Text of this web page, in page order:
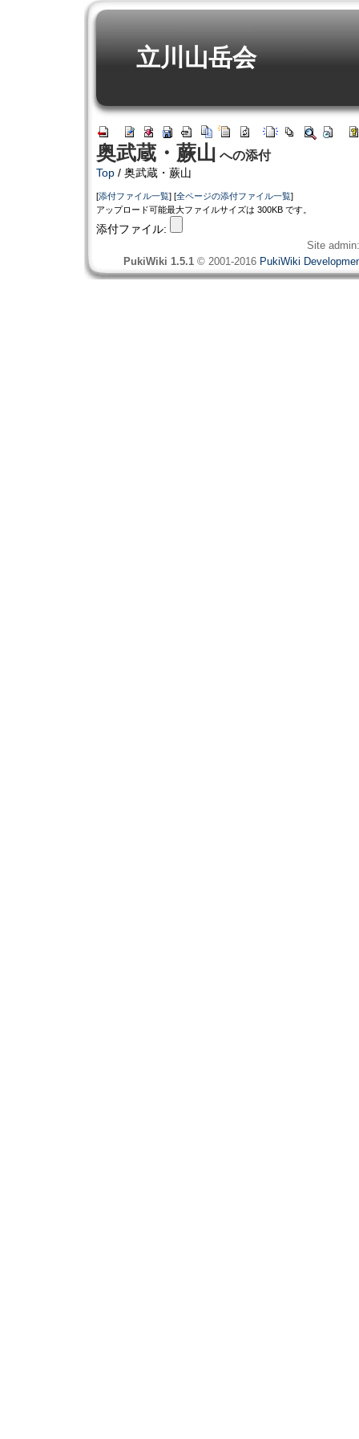
立川山岳会
奥武蔵・蕨山 への添付
Top / 奥武蔵・蕨山
[添付ファイル一覧] [全ページの添付ファイル一覧]
アップロード可能最大ファイルサイズは 300KB です。
添付ファイル:
Site
PukiWiki 1.5.1 © 2001-2016 PukiWiki